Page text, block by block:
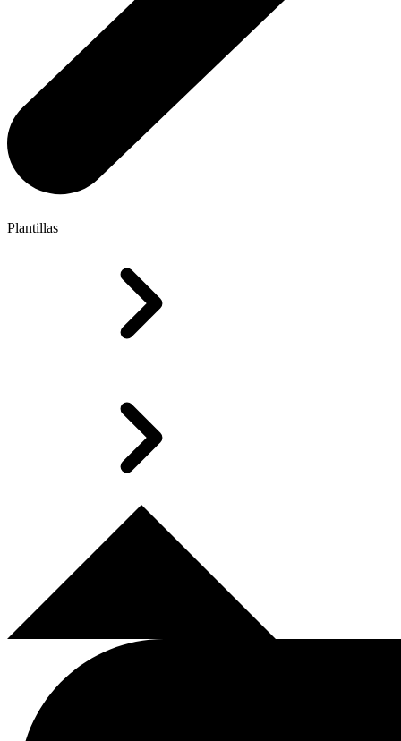
Plantillas